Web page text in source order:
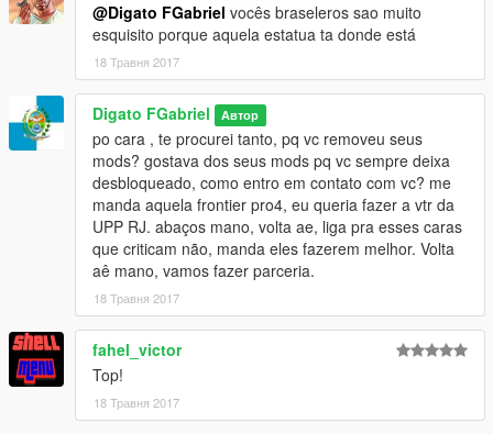
@Digato FGabriel vocês braseleros sao muito
esquisito porque aquela estatua ta donde está
18 Травня 2017
Digato FGabriel Автор
po cara , te procurei tanto, pq vc removeu seus
mods? gostava dos seus mods pq vc sempre deixa
desbloqueado, como entro em contato com vc? me
manda aquela frontier pro4, eu queria fazer a vtr da
UPP RJ. abaços mano, volta ae, liga pra esses caras
que criticam não, manda eles fazerem melhor. Volta
aê mano, vamos fazer parceria.
18 Травня 2017
fahel_victor
Top!
18 Травня 2017